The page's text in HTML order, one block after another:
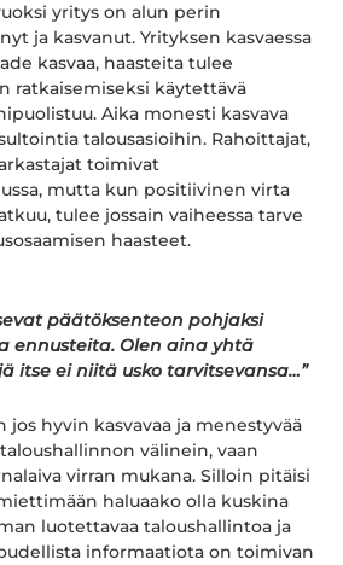
yritys on alun perin
ja kasvanut. Yrityksen kasvaessa
kasvaa, haasteita tulee
ratkaisemiseksi käytettävä
Aika monesti kasvava
talousasioihin. Rahoittajat,
toimivat
mutta kun positiivinen virta
tulee jossain vaiheessa tarve
haasteet.
päätöksenteon pohjaksi
ennusteita. Olen aina yhtä
itse ei niitä usko tarvitsevansa…”
hyvin kasvavaa ja menestyvää
välinein, vaan
virran mukana. Silloin pitäisi
haluaako olla kuskina
luotettavaa taloushallintoa ja
informaatiota on toimivan